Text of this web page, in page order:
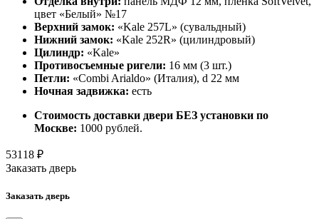
цвет «Белый» №17
Верхний замок: «Kale 257L» (сувальдный)
Нижний замок: «Kale 252R» (цилиндровый)
Цилиндр: «Kale»
Противосъемные ригели: 16 мм (3 шт.)
Петли: «Combi Arialdo» (Италия), d 22 мм
Ночная задвижка: есть
Стоимость доставки двери БЕЗ установки по
Москве: 1000 рублей.
53118 ₽
Заказать дверь
Заказать дверь